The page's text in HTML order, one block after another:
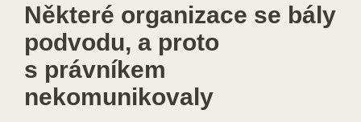
Některé organizace se bály
podvodu, a proto
s právníkem
nekomunikovaly